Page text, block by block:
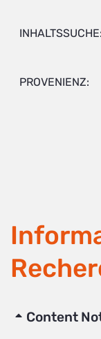
INHALTSSUCHE:
PROVENIENZ:
Content